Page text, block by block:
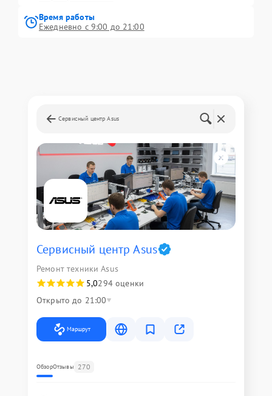
Время работы
Ежедневно с 9:00 до 21:00
Сервисный центр Asus
Сервисный центр Asus
Ремонт техники Asus
5,0294 оценки
Открыто до 21:00
Маршрут
ОбзорОтзывы 270